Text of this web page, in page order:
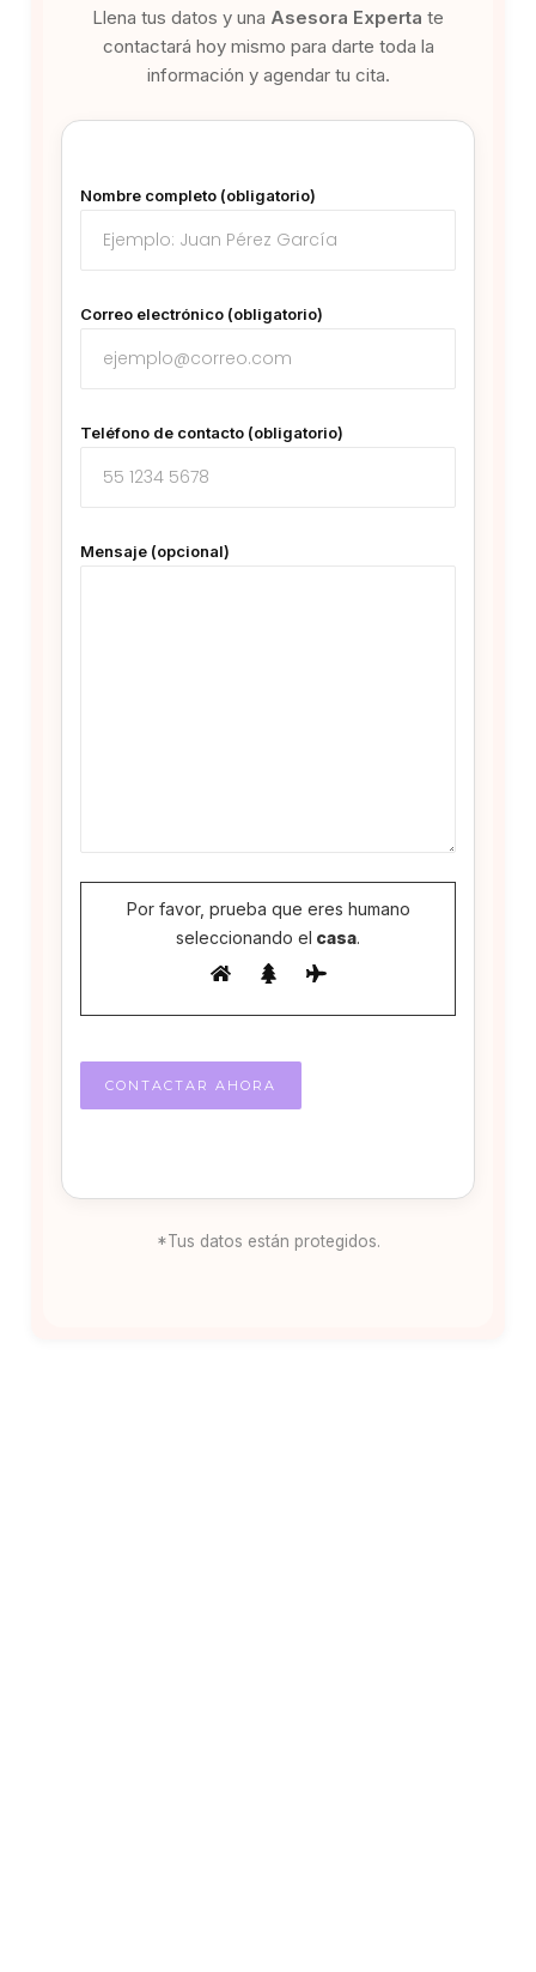
Llena tus datos y una Asesora Experta te
contactará hoy mismo para darte toda la
información y agendar tu cita.
Nombre completo (obligatorio)
Correo electrónico (obligatorio)
Teléfono de contacto (obligatorio)
Mensaje (opcional)
Por favor, prueba que eres humano
seleccionando el casa.
*Tus datos están protegidos.